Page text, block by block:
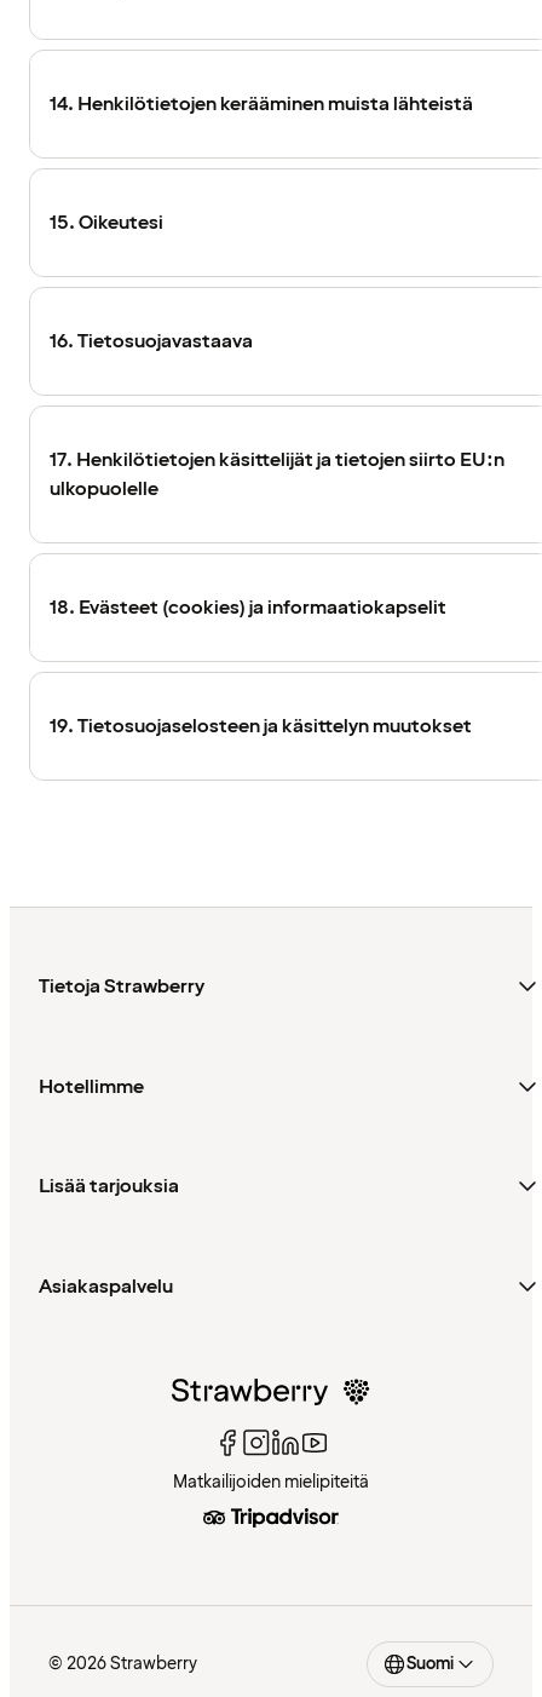
14. Henkilötietojen kerääminen muista lähteistä
15. Oikeutesi
16. Tietosuojavastaava
17. Henkilötietojen käsittelijät ja tietojen siirto EU:n
ulkopuolelle
18. Evästeet (cookies) ja informaatiokapselit
19. Tietosuojaselosteen ja käsittelyn muutokset
Tietoja Strawberry
Hotellimme
Lisää tarjouksia
Asiakaspalvelu
Matkailijoiden mielipiteitä
© 2026 Strawberry Suomi